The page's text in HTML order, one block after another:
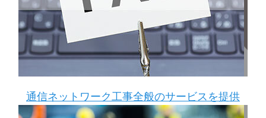
通信ネットワーク工事全般のサービスを提供